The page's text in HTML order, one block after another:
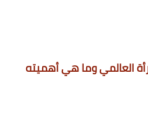
العالمي وما هي أهميته